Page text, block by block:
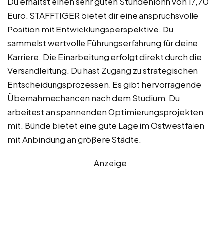
Euro. STAFFTIGER bietet dir eine anspruchsvolle
Position mit Entwicklungsperspektive. Du
sammelst wertvolle Führungserfahrung für deine
Karriere. Die Einarbeitung erfolgt direkt durch die
Versandleitung. Du hast Zugang zu strategischen
Entscheidungsprozessen. Es gibt hervorragende
Übernahmechancen nach dem Studium. Du
arbeitest an spannenden Optimierungsprojekten
mit. Bünde bietet eine gute Lage im Ostwestfalen
mit Anbindung an größere Städte.
Anzeige